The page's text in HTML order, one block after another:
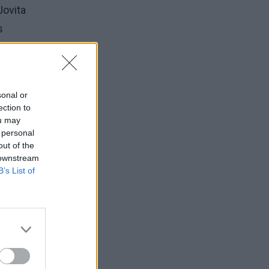
or
to
may
of the
List of